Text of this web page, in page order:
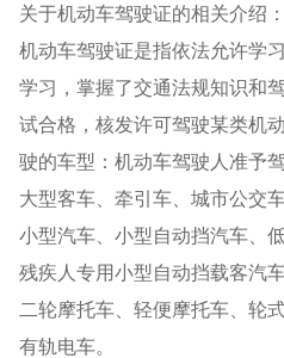
关于机动车驾驶证的相关介绍
机动车驾驶证是指依法允许学
学习，掌握了交通法规知识和
试合格，核发许可驾驶某类机
驶的车型：机动车驾驶人准予
大型客车、牵引车、城市公交
小型汽车、小型自动挡汽车、
残疾人专用小型自动挡载客汽
二轮摩托车、轻便摩托车、轮
有轨电车。